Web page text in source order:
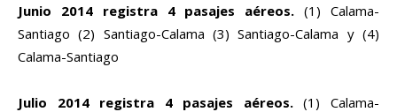
Junio 2014 registra 4 pasajes aéreos. (1) Calama-
Santiago (2) Santiago-Calama (3) Santiago-Calama y (4)
Calama-Santiago
Julio 2014 registra 4 pasajes aéreos.(1) Calama-